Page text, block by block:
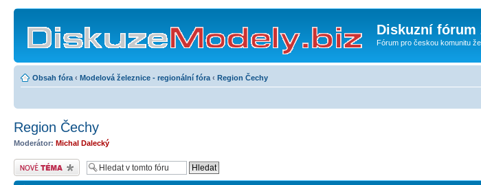
Diskuzní fórum
Fórum pro českou komunitu
Obsah fóra ‹ Modelová železnice - regionální fóra ‹ Region Čechy
Region Čechy
Moderátor: Michal Dalecký
Odeslat nové téma